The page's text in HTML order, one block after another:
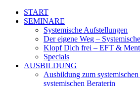
START
SEMINARE
Systemische Aufstellungen
Der eigene Weg –
Klopf Dich frei – EFT &
Specials
AUSBILDUNG
Ausbildung zum
systemischen Beraterin